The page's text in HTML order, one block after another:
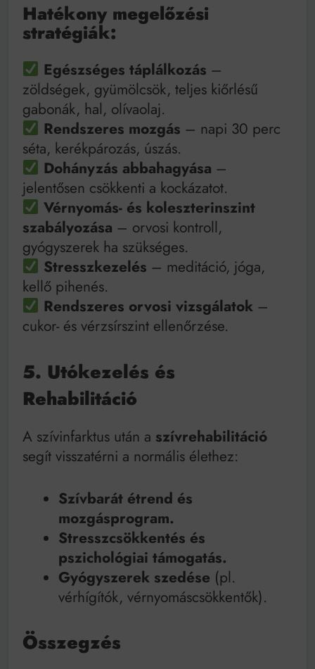
Hatékony megelőzési
stratégiák:
Egészséges táplálkozás –
zöldségek, gyümölcsök, teljes kiőrlésű
gabonák, hal, olívaolaj.
Rendszeres mozgás – napi 30 perc
séta, kerékpározás, úszás.
Dohányzás abbahagyása –
jelentősen csökkenti a kockázatot.
Vérnyomás- és koleszterinszint
szabályozása – orvosi kontroll,
gyógyszerek ha szükséges.
Stresszkezelés – meditáció, jóga,
kellő pihenés.
Rendszeres orvosi vizsgálatok–
cukor- és vérzsírszint ellenőrzése.
5. Utókezelés és
Rehabilitáció
A szívinfarktus után a szívrehabilitáció
segít visszatérni a normális élethez:
Szívbarát étrend és
mozgásprogram.
Stresszcsökkentés és
pszichológiai támogatás.
Gyógyszerek szedése (pl.
vérhígítók, vérnyomáscsökkentők).
Összegzés